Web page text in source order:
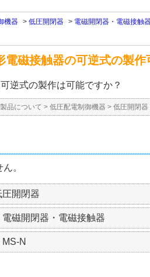
機器 > 低圧開閉器 > 電磁開閉器・電磁接触
電磁接触器の可逆式の製作
逆式の製作は可能ですか？
製品について > 低圧配電制御機器 > 低圧開閉器
。
圧開閉器
電磁開閉器・電磁接触器
MS-N